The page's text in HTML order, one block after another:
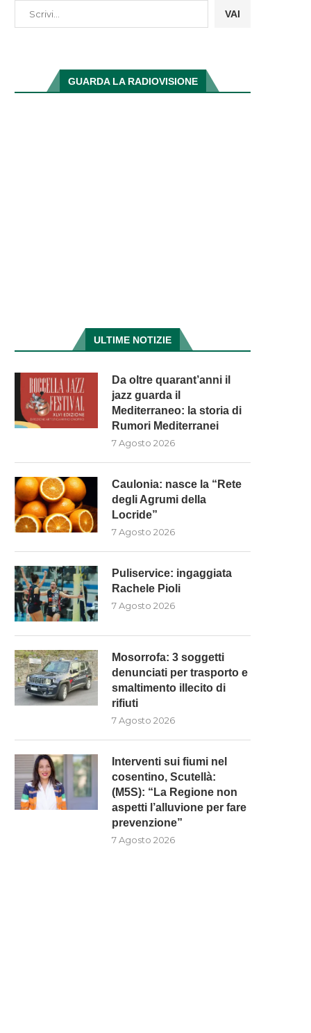
VAI
GUARDA LA RADIOVISIONE
ULTIME NOTIZIE
Da oltre quarant’anni il
jazz guarda il
Mediterraneo: la storia di
Rumori Mediterranei
7 Agosto 2026
Caulonia: nasce la “Rete
degli Agrumi della
Locride”
7 Agosto 2026
Puliservice: ingaggiata
Rachele Pioli
7 Agosto 2026
Mosorrofa: 3 soggetti
denunciati per trasporto e
smaltimento illecito di
rifiuti
7 Agosto 2026
Interventi sui fiumi nel
cosentino, Scutellà:
(M5S): “La Regione non
aspetti l’alluvione per fare
prevenzione”
7 Agosto 2026